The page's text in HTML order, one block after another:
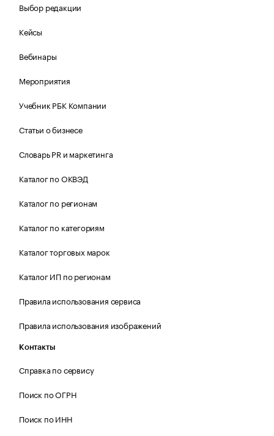
Выбор редакции
Кейсы
Вебинары
Мероприятия
Учебник РБК Компании
Статьи о бизнесе
Словарь PR и маркетинга
Каталог по ОКВЭД
Каталог по регионам
Каталог по категориям
Каталог торговых марок
Каталог ИП по регионам
Правила использования сервиса
Правила использования изображений
Контакты
Справка по сервису
Поиск по ОГРН
Поиск по ИНН